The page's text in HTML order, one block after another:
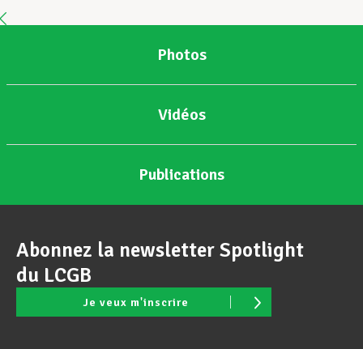
Assistance en vie privée
Développement professionnel
Photos
Vidéos
Publications
Abonnez la newsletter Spotlight
du LCGB
Je veux m'inscrire